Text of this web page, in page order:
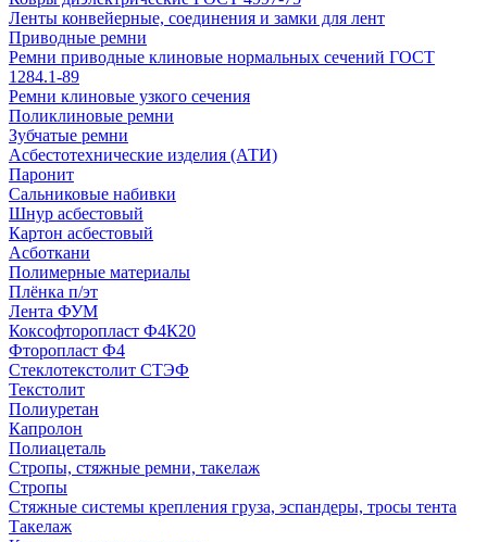
Ленты конвейерные, соединения и замки для лент
Приводные ремни
Ремни приводные клиновые нормальных сечений ГОСТ
1284.1-89
Ремни клиновые узкого сечения
Поликлиновые ремни
Зубчатые ремни
Асбестотехнические изделия (АТИ)
Паронит
Сальниковые набивки
Шнур асбестовый
Картон асбестовый
Асботкани
Полимерные материалы
Плёнка п/эт
Лента ФУМ
Коксофторопласт Ф4К20
Фторопласт Ф4
Стеклотекстолит СТЭФ
Текстолит
Полиуретан
Капролон
Полиацеталь
Стропы, стяжные ремни, такелаж
Стропы
Стяжные системы крепления груза, эспандеры, тросы тента
Такелаж